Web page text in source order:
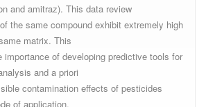
and amitraz). This data review
the same compound exhibit extremely high
matrix. This
importance of developing predictive tools for
and a priori
contamination effects of pesticides
of application.